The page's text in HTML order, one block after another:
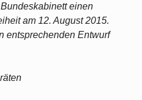
einen
am 12. August 2015.
entsprechenden Entwurf